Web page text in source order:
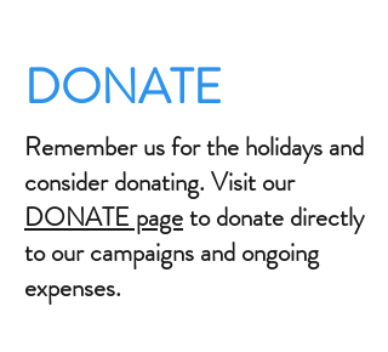
DONATE
Remember us for the holidays and
consider donating. Visit our
DONATE pageto donate directly
to our campaigns and ongoing
expenses.